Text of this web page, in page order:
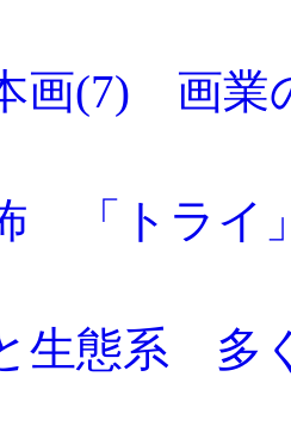
画(7) 画業
「トライ
生態系 多